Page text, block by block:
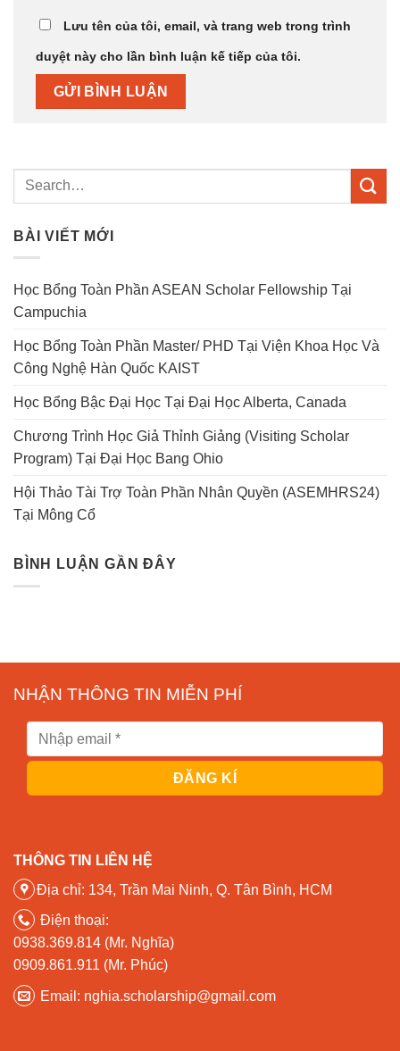
Lưu tên của tôi, email, và trang web trong trình
duyệt này cho lần bình luận kế tiếp của tôi.
BÀI VIẾT MỚI
Học Bổng Toàn Phần ASEAN Scholar Fellowship Tại
Campuchia
Học Bổng Toàn Phần Master/ PHD Tại Viện Khoa Học Và
Công Nghệ Hàn Quốc KAIST
Học Bổng Bậc Đại Học Tại Đại Học Alberta, Canada
Chương Trình Học Giả Thỉnh Giảng (Visiting Scholar
Program) Tại Đại Học Bang Ohio
Hội Thảo Tài Trợ Toàn Phần Nhân Quyền (ASEMHRS24)
Tại Mông Cổ
BÌNH LUẬN GẦN ĐÂY
NHẬN THÔNG TIN MIỄN PHÍ
THÔNG TIN LIÊN HỆ
Địa chỉ: 134, Trần Mai Ninh, Q. Tân Bình, HCM
Điện thoại:
0938.369.814 (Mr. Nghĩa)
0909.861.911 (Mr. Phúc)
Email: nghia.scholarship@gmail.com